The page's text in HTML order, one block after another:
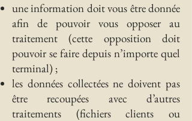
une information doit vous être donnée
afin de pouvoir vous opposer au
traitement (cette opposition doit
pouvoir se faire depuis n’importe quel
terminal) ;
les données collectées ne doivent pas
être recoupées avec d’autres
traitements (fichiers clients ou